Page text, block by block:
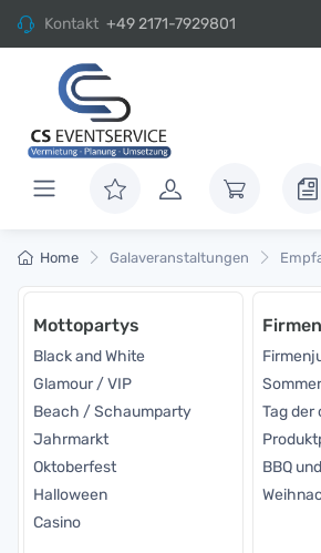
Kontakt +49 2171-7929801
Home Galaveranstaltungen
Mottopartys
Black and White
Glamour / VIP
Beach / Schaumparty
Jahrmarkt
Oktoberfest
Halloween
Casino
Tag der
BBQ